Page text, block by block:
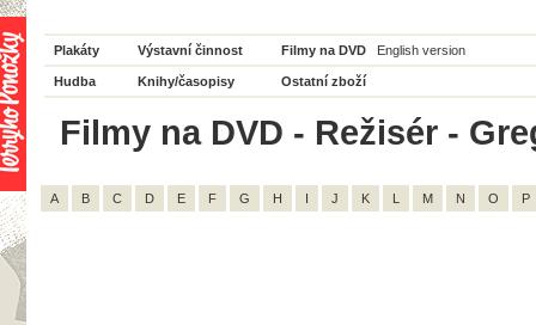
Plakáty Výstavní činnost Filmy na DVD English version
Hudba Knihy/časopisy Ostatní zboží
Filmy na DVD - Režisér -
A B C D E F G H I J K L M N O P